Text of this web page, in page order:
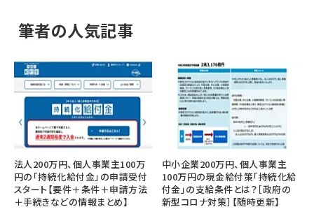
筆者の人気記事
法人200万円、個人事業主100万
円の「持続化給付金」の申請受付
スタート【要件＋条件＋申請方法
＋手続きなどの情報まとめ】
中小企業200万円、個人事業主
100万円の現金給付策「持続化給
付金」の支給条件とは？［政府の
新型コロナ対策］【随時更新】